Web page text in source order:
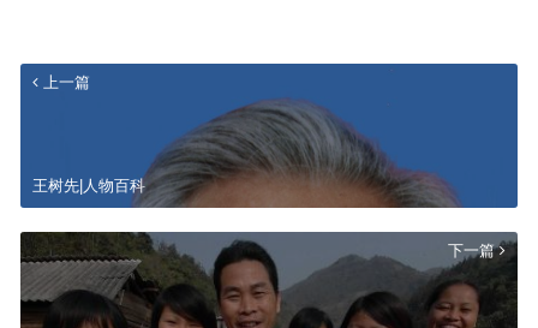
上一篇
王树先|人物百科
下一篇